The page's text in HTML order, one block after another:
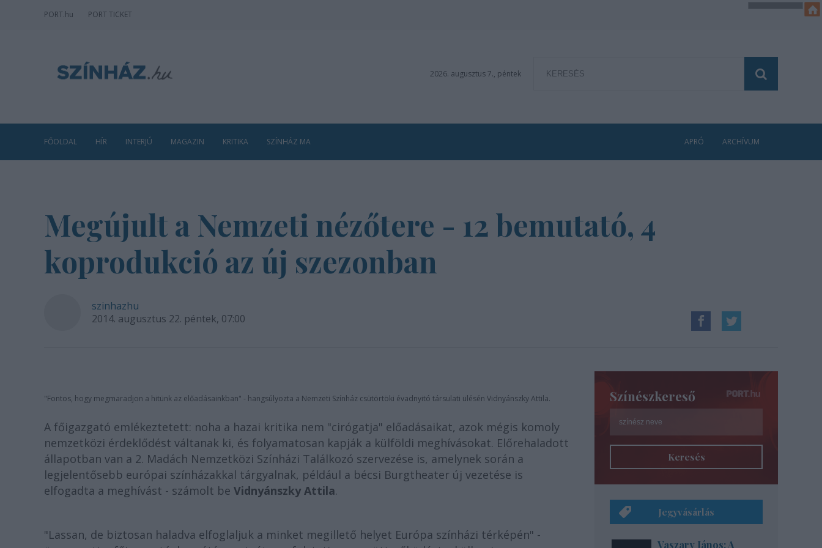
PORT.hu PORT TICKET
2026. augusztus 7., péntek
FŐOLDAL HÍR INTERJÚ MAGAZIN KRITIKA SZÍNHÁZ MA APRÓ ARCHÍVUM
Megújult a Nemzeti nézőtere - 12 bemutató, 4
koprodukció az új szezonban
szinhazhu
2014. augusztus 22. péntek, 07:00
"Fontos, hogy megmaradjon a hitünk az előadásainkban" - hangsúlyozta a Nemzeti Színház csütörtöki évadnyitó társulati ülésén Vidnyánszky Attila.
A főigazgató emlékeztetett: noha a hazai kritika nem "cirógatja" előadásaikat, azok mégis komoly
nemzetközi érdeklődést váltanak ki, és folyamatosan kapják a külföldi meghívásokat. Előrehaladott
állapotban van a 2. Madách Nemzetközi Színházi Találkozó szervezése is, amelynek során a
legjelentősebb európai színházakkal tárgyalnak, például a bécsi Burgtheater új vezetése is
elfogadta a meghívást - számolt be Vidnyánszky Attila.
"Lassan, de biztosan haladva elfoglaljuk a minket megillető helyet Európa színházi térképén" -
Színészkereső
Keresés
Jegyvásárlás
Vaszary János: A